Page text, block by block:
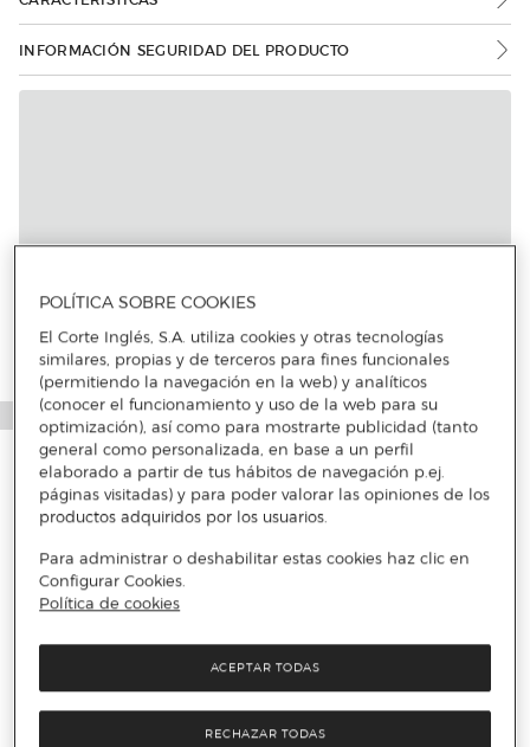
INFORMACIÓN SEGURIDAD DEL PRODUCTO
POLÍTICA SOBRE COOKIES
El Corte Inglés, S.A. utiliza cookies y otras tecnologías
similares, propias y de terceros para fines funcionales
(permitiendo la navegación en la web) y analíticos
(conocer el funcionamiento y uso de la web para su
optimización), así como para mostrarte publicidad (tanto
general como personalizada, en base a un perfil
elaborado a partir de tus hábitos de navegación p.ej.
páginas visitadas) y para poder valorar las opiniones de los
productos adquiridos por los usuarios.
Para administrar o deshabilitar estas cookies haz clic en
Configurar Cookies.
Política de cookies
RECHAZAR TODAS
ACEPTAR TODAS